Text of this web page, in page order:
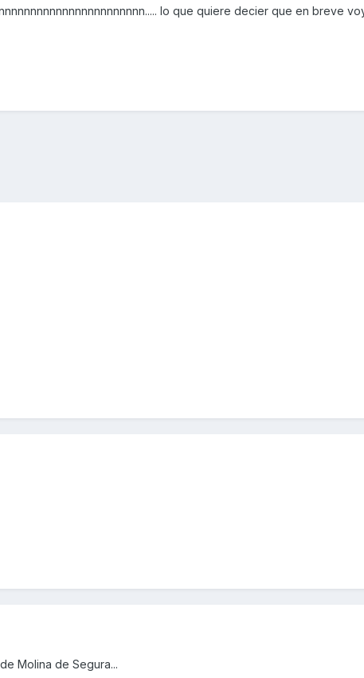
lo que quiere decier que en breve
Molina de Segura...